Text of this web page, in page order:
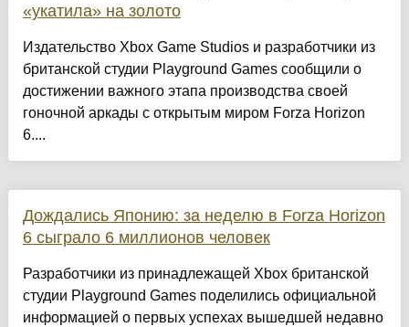
«укатила» на золото
Издательство Xbox Game Studios и разработчики из
британской студии Playground Games сообщили о
достижении важного этапа производства своей
гоночной аркады с открытым миром Forza Horizon
6....
Дождались Японию: за неделю в Forza Horizon
6 сыграло 6 миллионов человек
Разработчики из принадлежащей Xbox британской
студии Playground Games поделились официальной
информацией о первых успехах вышедшей недавно